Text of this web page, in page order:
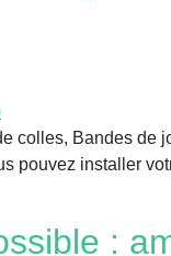
colles, Bandes de
pouvez installer
: